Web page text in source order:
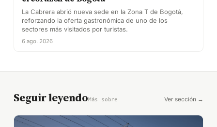
La Cabrera abrió nueva sede en la Zona T de Bogotá,
reforzando la oferta gastronómica de uno de los
sectores más visitados por turistas.
6 ago. 2026
Seguir leyendoMás sobre Ver sección →